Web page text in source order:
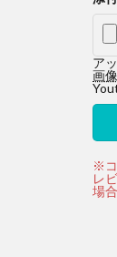
ア
画像